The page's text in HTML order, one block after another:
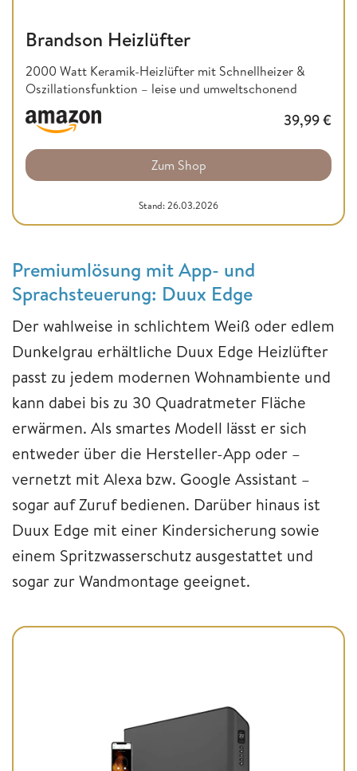
Brandson Heizlüfter
2000 Watt Keramik-Heizlüfter mit Schnellheizer &
Oszillationsfunktion – leise und umweltschonend
39,99€
Zum Shop
Stand: 26.03.2026
Premiumlösung mit App- und
Sprachsteuerung: Duux Edge
Der wahlweise in schlichtem Weiß oder edlem
Dunkelgrau erhältliche Duux Edge Heizlüfter
passt zu jedem modernen Wohnambiente und
kann dabei bis zu 30 Quadratmeter Fläche
erwärmen. Als smartes Modell lässt er sich
entweder über die Hersteller-App oder –
vernetzt mit Alexa bzw. Google Assistant –
sogar auf Zuruf bedienen. Darüber hinaus ist
Duux Edge mit einer Kindersicherung sowie
einem Spritzwasserschutz ausgestattet und
sogar zur Wandmontage geeignet.